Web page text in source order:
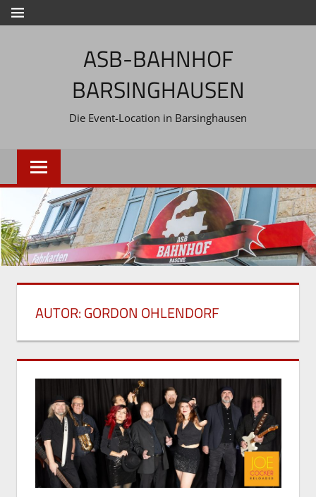
Zum
Inhalt
MENÜ
ASB-BAHNHOF
BARSINGHAUSEN
Die Event-Location in Barsinghausen
AUTOR:GORDON OHLENDORF